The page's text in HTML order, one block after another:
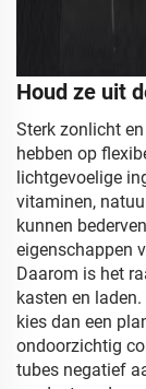
Houd ze uit
Sterk zonlicht
hebben op
lichtgevoelige
vitaminen,
kunnen
eigenschappen
Daarom is het
kasten en
kies dan een
ondoorzichtig
tubes negatief